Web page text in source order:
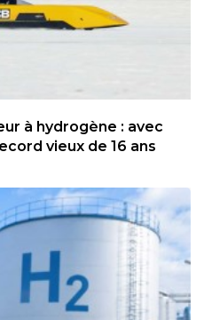
à hydrogène : avec
vieux de 16 ans